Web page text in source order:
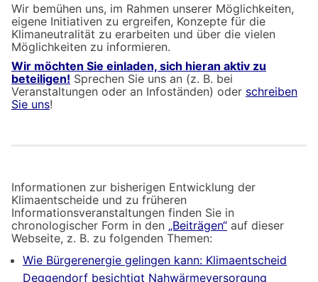
Wir bemühen uns, im Rahmen unserer Möglichkeiten,
eigene Initiativen zu ergreifen, Konzepte für die
Klimaneutralität zu erarbeiten und über die vielen
Möglichkeiten zu informieren.
Wir möchten Sie einladen, sich hieran aktiv zu
beteiligen! Sprechen Sie uns an (z. B. bei
Veranstaltungen oder an Infoständen) oder schreiben
Sie uns!
Informationen zur bisherigen Entwicklung der
Klimaentscheide und zu früheren
Informationsveranstaltungen finden Sie in
chronologischer Form in den „Beiträgen“ auf dieser
Webseite, z. B. zu folgenden Themen:
Wie Bürgerenergie gelingen kann: Klimaentscheid
Deggendorf besichtigt Nahwärmeversorgung